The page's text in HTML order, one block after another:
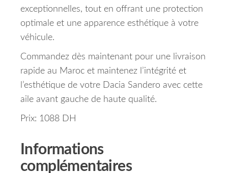
exceptionnelles, tout en offrant une protection
optimale et une apparence esthétique à votre
véhicule.
Commandez dès maintenant pour une livraison
rapide au Maroc et maintenez l’intégrité et
l’esthétique de votre Dacia Sandero avec cette
aile avant gauche de haute qualité.
Prix: 1088 DH
Informations
complémentaires